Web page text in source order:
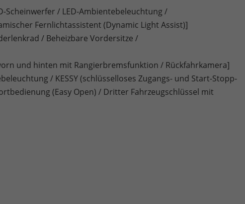
Scheinwerfer / LED-Ambientebeleuchtung /
Fernlichtassistent (Dynamic Light Assist)]
/ Beheizbare Vordersitze /
und hinten mit Rangierbremsfunktion / Rückfahrkamera]
/ KESSY (schlüsselloses Zugangs- und Start-Stopp-
(Easy Open) / Dritter Fahrzeugschlüssel mit